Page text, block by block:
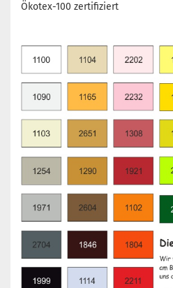
Ökotex-100 zertifiziert